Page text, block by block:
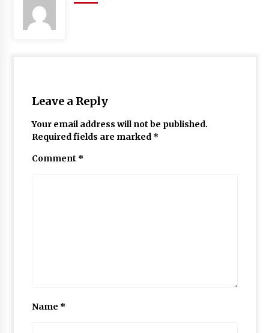
Leave a Reply
Your email address will not be published.
Required fields are marked *
Comment *
Name *